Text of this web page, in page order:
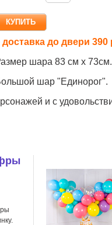
доставка до двери 390
шара 83 см х 73см.
шар "Единорог".
и с